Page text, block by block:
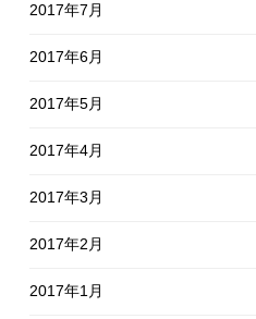
2017年7月
2017年6月
2017年5月
2017年4月
2017年3月
2017年2月
2017年1月